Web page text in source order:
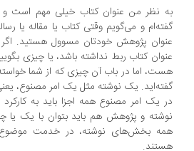
نظر من عنوان کتاب خیلی مهم است و
و می‌گویم وقتی کتاب یا مقاله یا رساله
پژوهش خودتان مسوول هستید. اگر هر
کتاب ربط نداشته باشد، یا چیزی بگویید که
اما در باب آن چیزی که از شما خواسته‌اند،
یک نوشته مثل یک امر مصنوع، یعنی
یک امر مصنوع همه اجزا باید به کارکرد آن
و پژوهش هم باید بتوان با یک یا چند
بخش‌های نوشته، در خدمت موضوع آن